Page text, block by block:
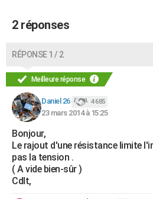
Dictionnaire
Biographies
Citations
Expressions
Proverbes
PROGRAMME TV
COPAINS D'AVANT
S'inscrire
Se connecter
Lycées
Collèges
Primaires
Universités
Entreprises
Service militaire
Avis de recherche
AVIS DE DÉCÈS
FORUM
2 réponses
RÉPONSE 1 / 2
Meilleure réponse
Daniel 26 4 685
23 mars 2014 à 15:25
Bonjour,
Le rajout d'une résistance limite
pas la tension .
( A vide bien-sûr )
Cdlt,